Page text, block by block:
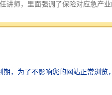
师，里面强调了保险对应急产
；
消防协会、沈消所、上海消防
背景下，伴随着消防体制改革，